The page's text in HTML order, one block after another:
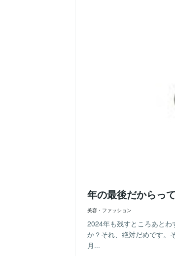
年の最後だからっ
美容・ファッション
2024年も残すところあと
か？それ、絶対だめです。
月...